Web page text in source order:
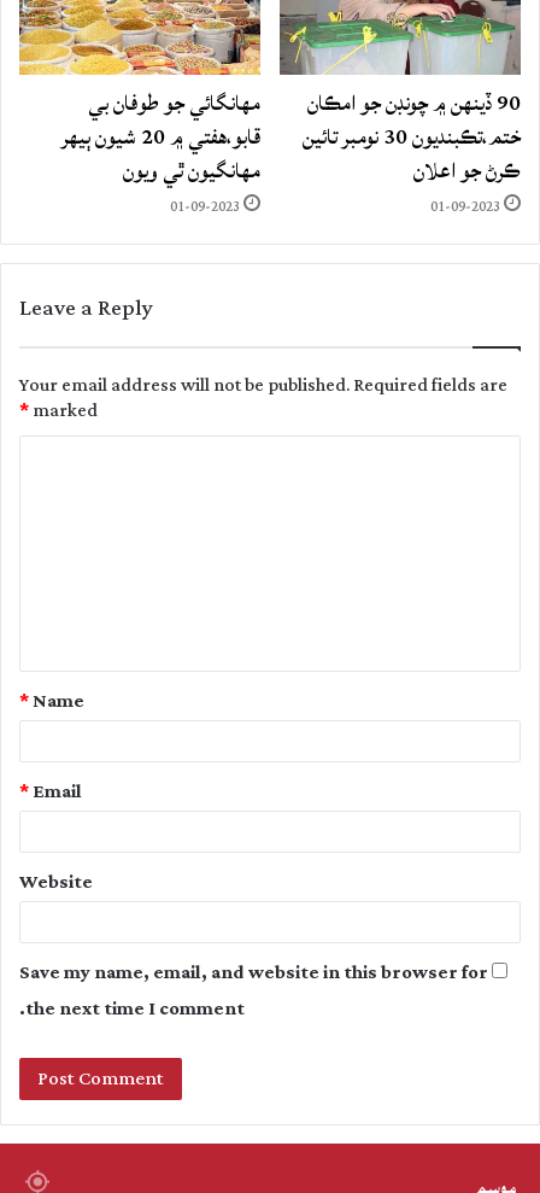
90 ڏينهن ۾ چونڊن جو امڪان
ختم،تڪبنديون 30 نومبر تائين
ڪرڻ جو اعلان
01-09-2023
مهانگائي جو طوفان بي
قابو،هفتي ۾ 20 شيون ٻيهر
مهانگيون ٿي ويون
01-09-2023
Leave a Reply
Your email address will not be published.Required fields are
marked
*
t
Name
*
Email
*
Website
Save my name, email, and website in this browser for
the next time I comment.